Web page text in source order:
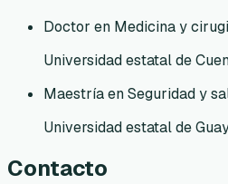
Doctor en Medicina y
Universidad estatal de
Maestría en Seguridad y
Universidad estatal de
Contacto